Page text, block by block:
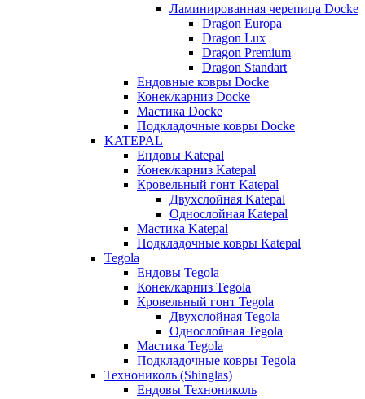
Ламинированная черепица Docke
Dragon Europa
Dragon Lux
Dragon Premium
Dragon Standart
Ендовные ковры Docke
Конек/карниз Docke
Мастика Docke
Подкладочные ковры Docke
KATEPAL
Ендовы Katepal
Конек/карниз Katepal
Кровельный гонт Katepal
Двухслойная Katepal
Однослойная Katepal
Мастика Katepal
Подкладочные ковры Katepal
Tegola
Ендовы Tegola
Конек/карниз Tegola
Кровельный гонт Tegola
Двухслойная Tegola
Однослойная Tegola
Мастика Tegola
Подкладочные ковры Tegola
Технониколь (Shinglas)
Ендовы Технониколь